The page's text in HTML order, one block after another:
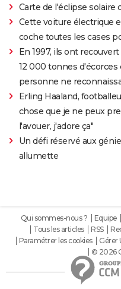
Carte de l'éclipse solaire
Cette voiture électrique
coche toutes les cases
En 1997, ils ont
12 000 tonnes d'écorces
personne ne
Erling Haaland,
chose que je ne peux
l'avouer, j'adore ça"
Un défi réservé aux
allumette
Qui sommes-nous ? Equipe
Tous les articles
RSS
Paramétrer les cookies
Gérer
© 2026